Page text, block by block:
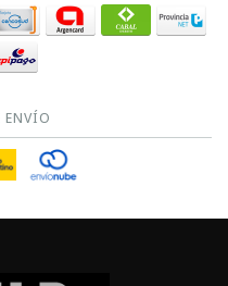
ENVÍO